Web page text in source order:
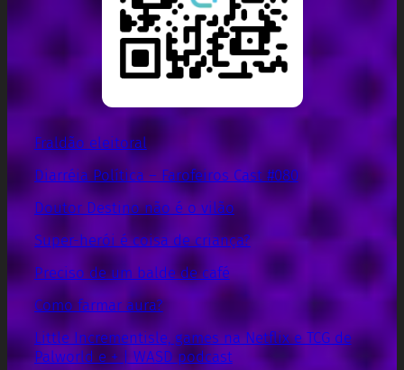
Fraldão eleitoral
Diarréia Política – Farofeiros Cast #080
Doutor Destino não é o vilão
Super-herói é coisa de criança?
Preciso de um balde de café
Como farmar aura?
Little Incrementisle, games na Netflix e TCG de
Palworld e + | WASD podcast